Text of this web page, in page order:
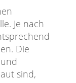
Je nach
Die
sind,